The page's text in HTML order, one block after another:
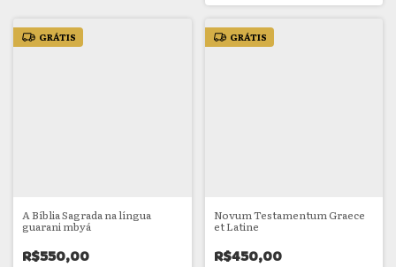
GRÁTIS
A Bíblia Sagrada na língua
guarani mbyá
R$550,00
GRÁTIS
Novum Testamentum Graece
et Latine
R$450,00